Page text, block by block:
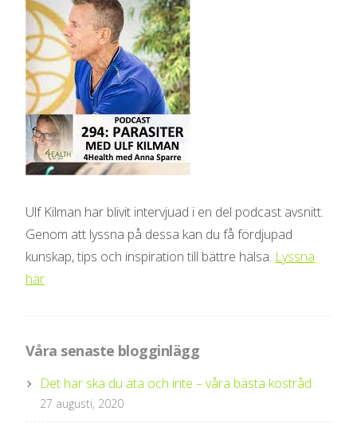
Ulf Kilman har blivit intervjuad i en del podcast avsnitt.
Genom att lyssna på dessa kan du få fördjupad
kunskap, tips och inspiration till bättre hälsa. Lyssna
här
Våra senaste blogginlägg
Det här ska du äta och inte – våra bästa kostråd
27 augusti, 2020